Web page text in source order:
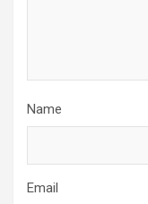
Name
Email